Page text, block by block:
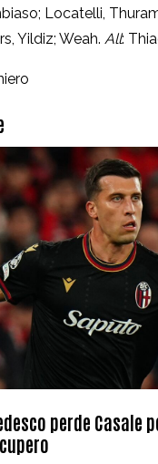
Locatelli,
Yildiz; Weah. All:
perde Casale